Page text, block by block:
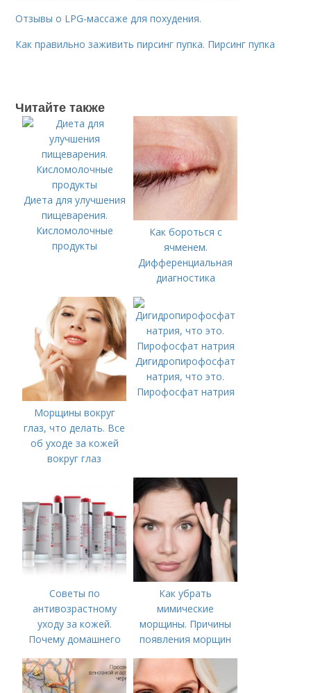
Отзывы о LPG-массаже для похудения.
Как правильно заживить пирсинг пупка. Пирсинг пупка
Читайте также
Диета для улучшения
пищеварения.
Кисломолочные
продукты
Как бороться с
ячменем.
Дифференциальная
диагностика
Морщины вокруг
глаз, что делать. Все
об уходе за кожей
вокруг глаз
Дигидропирофосфат
натрия, что это.
Пирофосфат натрия
Советы по
антивозрастному
уходу за кожей.
Почему домашнего
Как убрать
мимические
морщины. Причины
появления морщин